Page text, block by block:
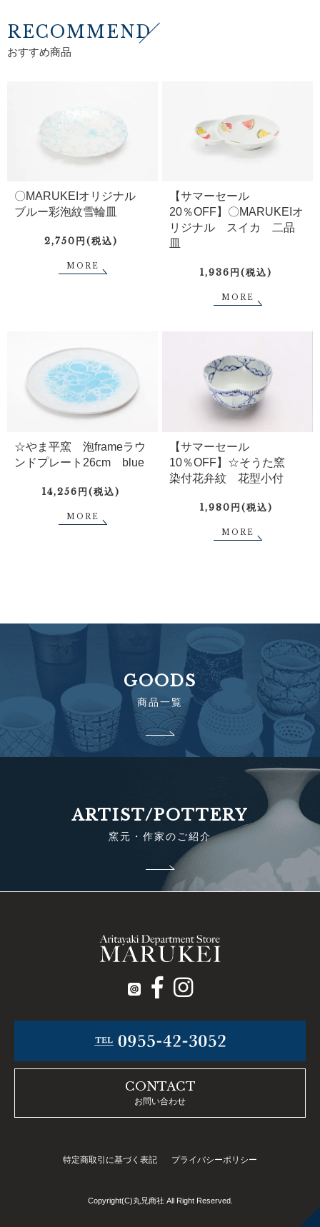
RECOMMEND
おすすめ商品
〇MARUKEIオリジナル
ブルー彩泡紋雪輪皿
2,750円(税込)
MORE
【サマーセール
20％OFF】〇MARUKEIオ
リジナル スイカ 二品
皿
1,936円(税込)
MORE
☆やま平窯 泡frameラウ
ンドプレート26cm blue
14,256円(税込)
MORE
【サマーセール
10％OFF】☆そうた窯
染付花弁紋 花型小付
1,980円(税込)
MORE
GOODS
商品一覧
ARTIST/POTTERY
窯元・作家のご紹介
CONTACT
お問い合わせ
特定商取引に基づく表記 プライバシーポリシー
Copyright(C)丸兄商社 All Right Reserved.